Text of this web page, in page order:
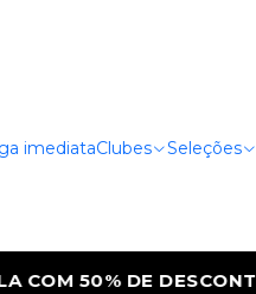
imediataClubes Seleções
50% DE DESCONTO